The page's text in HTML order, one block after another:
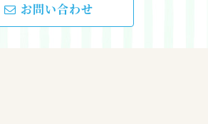
お問い合わせ